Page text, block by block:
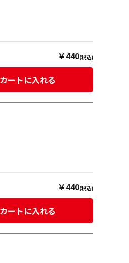
￥440(税込)
カートに入れる
￥440(税込)
カートに入れる